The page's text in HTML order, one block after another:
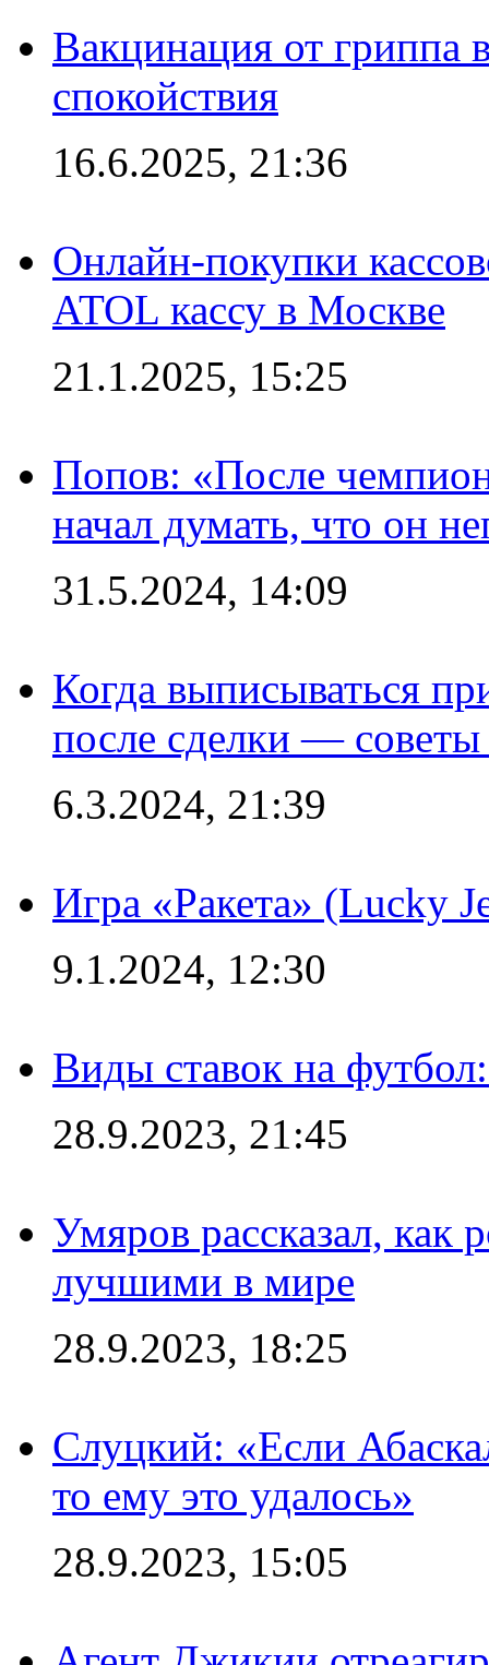
Вакцинация от гриппа
спокойствия
16.6.2025, 21:36
Онлайн-покупки
ATOL кассу в Москве
21.1.2025, 15:25
Попов: «После
начал думать, что он
31.5.2024, 14:09
Когда выписываться
после сделки —
6.3.2024, 21:39
Игра «Ракета» (Lucky
9.1.2024, 12:30
Виды ставок на
28.9.2023, 21:45
Умяров рассказал, как
лучшими в мире
28.9.2023, 18:25
Слуцкий: «Если
то ему это удалось»
28.9.2023, 15:05